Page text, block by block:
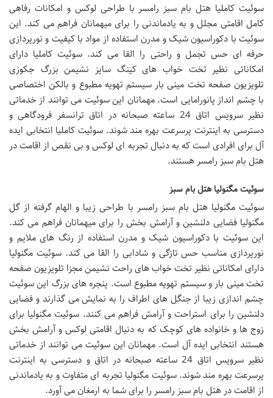
سوئیت کاملیا هتل بام سبز رامسر با طراحی لوکس و امکانات رفاهی
کامل اقامتی مجلل و به یادماندنی را برای میهمانان فراهم می کند. این
سوئیت با دکوراسیون شیک و مدرن استفاده از مواد با کیفیت و نورپردازی
حرفه ای حس تجمل و راحتی را القا می کند. سوئیت کاملیا دارای
امکاناتی نظیر تخت خواب های کینگ سایز نشیمن بزرگ جکوزی
تلویزیون صفحه تخت مینی بار سیستم تهویه مطبوع و بالکن اختصاصی
با چشم انداز پانورامایی است. مهمانان این سوئیت می توانند از خدماتی
نظیر سرویس اتاق 24 ساعته صبحانه در اتاق ترانسفر فرودگاهی و
دسترسی به اینترنت پرسرعت بهره مند شوند. سوئیت کاملیا انتخابی ایده
آل برای افرادی است که به دنبال تجربه ای لوکس و بی نقص از اقامت در
هتل بام سبز رامسر هستند.
سوئیت مگنولیا هتل بام سبز
سوئیت مگنولیا هتل بام سبز رامسر با طراحی زیبا و الهام گرفته از گل
مگنولیا فضایی دلنشین و آرامش بخش را برای میهمانان فراهم می کند.
این سوئیت با دکوراسیون شیک و مدرن استفاده از رنگ های ملایم و
نورپردازی مناسب حس تازگی و شادابی را القا می کند. سوئیت مگنولیا
دارای امکاناتی نظیر تخت خواب های راحت نشیمن مجزا تلویزیون صفحه
تخت مینی بار و سیستم تهویه مطبوع است. پنجره های بزرگ این سوئیت
چشم اندازی زیبا از جنگل های اطراف را به نمایش می گذارند و فضایی
دلنشین را برای استراحت و آرامش فراهم می کنند. سوئیت مگنولیا برای
زوج ها و خانواده های کوچک که به دنبال اقامتی لوکس و آرامش بخش
هستند انتخابی ایده آل است. مهمانان این سوئیت می توانند از خدماتی
نظیر سرویس اتاق 24 ساعته صبحانه در اتاق و دسترسی به اینترنت
پرسرعت بهره مند شوند. سوئیت مگنولیا تجربه ای متفاوت و به یادماندنی
از اقامت در هتل بام سبز رامسر را برای شما به ارمغان می آورد.